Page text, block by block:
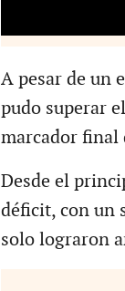
A pesar de un
pudo superar
marcador final
Desde el
déficit, con un
solo lograron